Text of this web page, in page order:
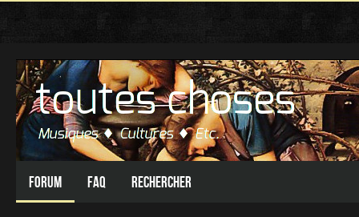
Forum FAQ Rechercher